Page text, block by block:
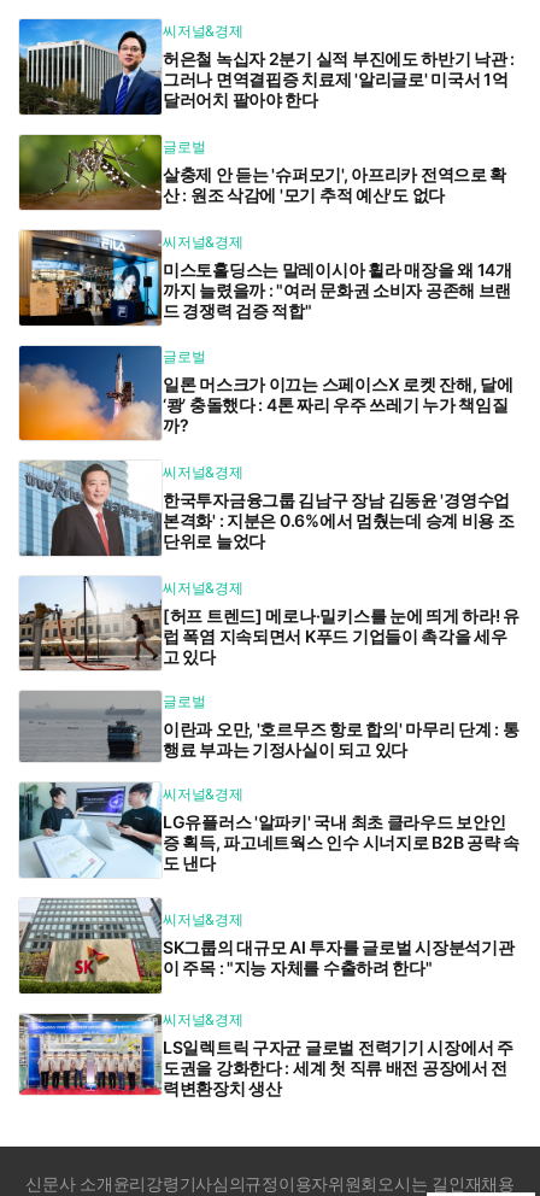
씨저널&경제
허은철 녹십자 2분기 실적 부진에도 하반기 낙관 :
그러나 면역결핍증 치료제 '알리글로' 미국서 1억
달러어치 팔아야 한다
글로벌
살충제 안 듣는 '슈퍼모기', 아프리카 전역으로 확
산 : 원조 삭감에 '모기 추적 예산'도 없다
씨저널&경제
미스토홀딩스는 말레이시아 휠라 매장을 왜 14개
까지 늘렸을까 : "여러 문화권 소비자 공존해 브랜
드 경쟁력 검증 적합"
글로벌
일론 머스크가 이끄는 스페이스X 로켓 잔해, 달에
‘쾅’ 충돌했다 : 4톤 짜리 우주 쓰레기 누가 책임질
까?
씨저널&경제
한국투자금융그룹 김남구 장남 김동윤 '경영수업
본격화' : 지분은 0.6%에서 멈췄는데 승계 비용 조
단위로 늘었다
씨저널&경제
[허프 트렌드] 메로나·밀키스를 눈에 띄게 하라! 유
럽 폭염 지속되면서 K푸드 기업들이 촉각을 세우
고 있다
글로벌
이란과 오만, '호르무즈 항로 합의' 마무리 단계 : 통
행료 부과는 기정사실이 되고 있다
씨저널&경제
LG유플러스 '알파키' 국내 최초 클라우드 보안인
증 획득, 파고네트웍스 인수 시너지로 B2B 공략 속
도 낸다
씨저널&경제
SK그룹의 대규모 AI 투자를 글로벌 시장분석기관
이 주목 : "지능 자체를 수출하려 한다"
씨저널&경제
LS일렉트릭 구자균 글로벌 전력기기 시장에서 주
도권을 강화한다 : 세계 첫 직류 배전 공장에서 전
력변환장치 생산
신문사 소개윤리강령기사심의규정이용자위원회 오시는 길인재채용